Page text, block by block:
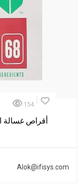
154
Alok@ifisys.com